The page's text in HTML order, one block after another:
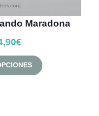
Maradona
€
de
precios:
Este